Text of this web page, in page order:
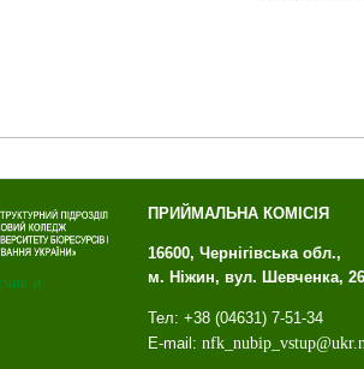
ПРИЙМАЛЬНА КОМІСІЯ
16600, Чернігівська обл.,
м. Ніжин, вул. Шевченка, 26
Тел: +38 (04631) 7-51-34
E-mail: nfk_ nubip_ vstup@ukr.